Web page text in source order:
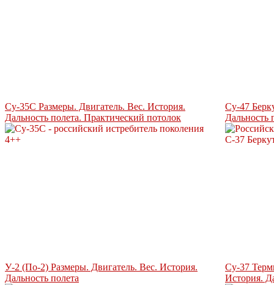
Су-35С Размеры. Двигатель. Вес. История.
Дальность полета. Практический потолок
Су-47
Дальность
У-2 (По-2) Размеры. Двигатель. Вес. История.
Дальность полета
Су-37
История.